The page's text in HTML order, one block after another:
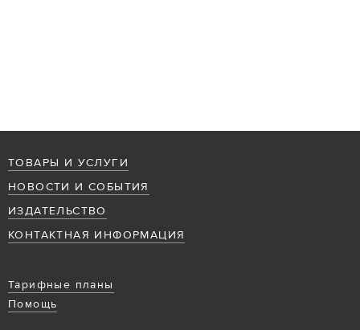
ТОВАРЫ И УСЛУГИ
НОВОСТИ И СОБЫТИЯ
ИЗДАТЕЛЬСТВО
КОНТАКТНАЯ ИНФОРМАЦИЯ
Тарифные планы
Помощь